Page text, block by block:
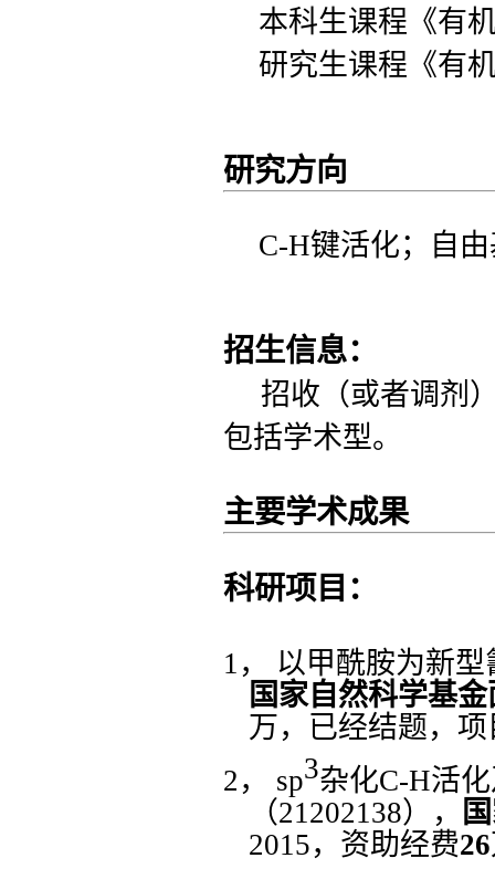
本科生课程《有
研究生课程《有
研究方向
C-H键活化；自
招生信息：
招收（或者调剂
包括学术型。
主要学术成果
科研项目：
1， 以甲酰胺为新
国家自然科学基
万，
已经结题，
2， sp3杂化C-H活
（21202138），
2015， 资助经费26